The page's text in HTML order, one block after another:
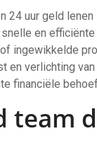
24 uur geld
en
ingewikkelde
en verlichting
financiële
team